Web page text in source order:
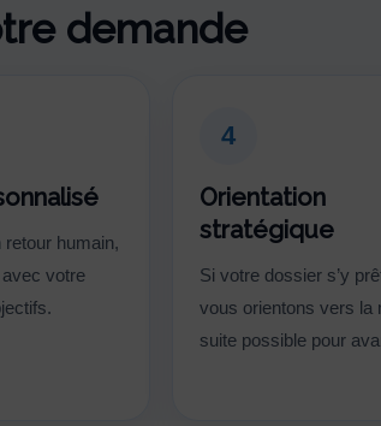
demande
humain,
votre
4
Orientation
stratégique
Si votre dossier s’y
vous orientons vers la
suite possible pour